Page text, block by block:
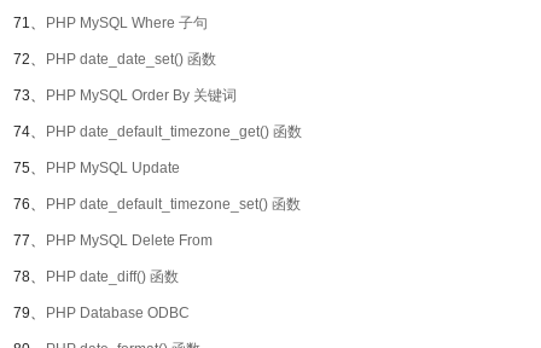
71、 PHP MySQL Where 子句
72、 PHP date_date_set() 函数
73、 PHP MySQL Order By 关键词
74、 PHP date_default_timezone_get() 函数
75、 PHP MySQL Update
76、 PHP date_default_timezone_set() 函数
77、 PHP MySQL Delete From
78、 PHP date_diff() 函数
79、 PHP Database ODBC